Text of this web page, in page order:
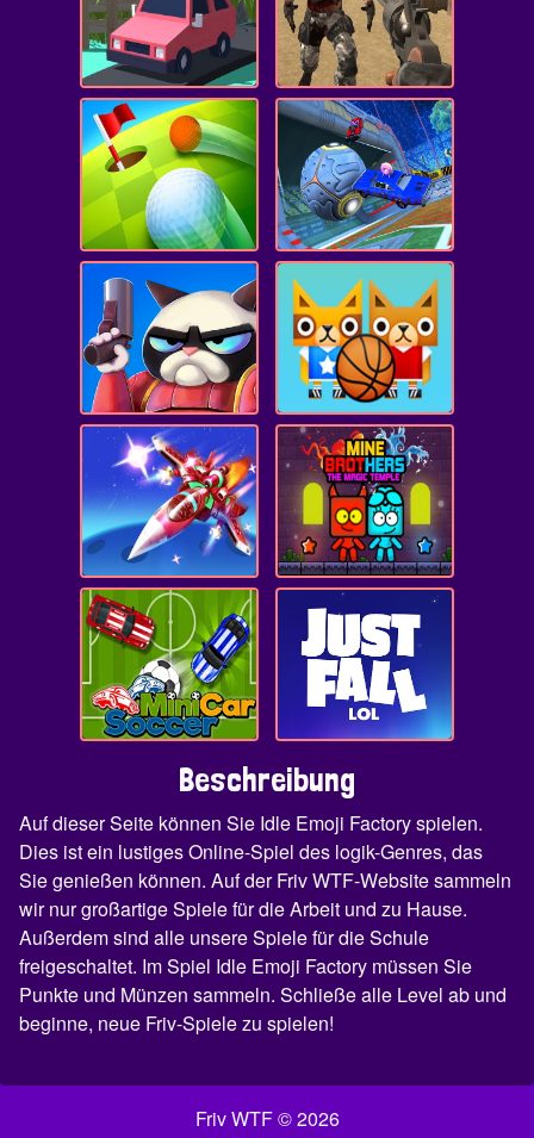
Beschreibung
Auf dieser Seite können Sie Idle Emoji Factory spielen.
Dies ist ein lustiges Online-Spiel des logik-Genres, das
Sie genießen können. Auf der Friv WTF-Website sammeln
wir nur großartige Spiele für die Arbeit und zu Hause.
Außerdem sind alle unsere Spiele für die Schule
freigeschaltet. Im Spiel Idle Emoji Factory müssen Sie
Punkte und Münzen sammeln. Schließe alle Level ab und
beginne, neue Friv-Spiele zu spielen!
Friv WTF © 2026